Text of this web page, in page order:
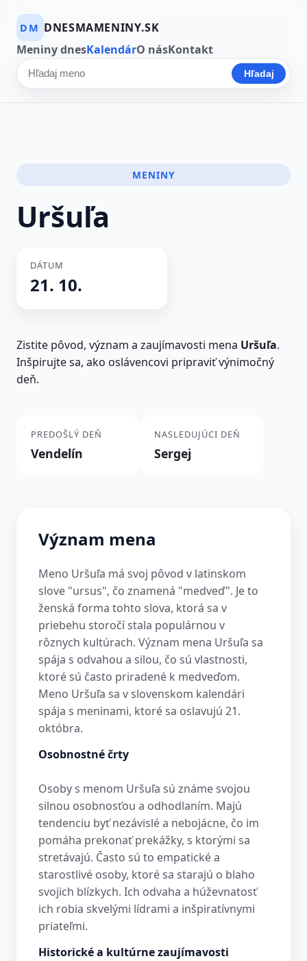
DM DNESMAMENINY.SK
Meniny dnesKalendárO násKontakt
Hľadať meno Hľadaj
MENINY
Uršuľa
DÁTUM
21. 10.
Zistite pôvod, význam a zaujímavosti mena Uršuľa.
Inšpirujte sa, ako oslávencovi pripraviť výnimočný
deň.
PREDOŠLÝ DEŇ
Vendelín
NASLEDUJÚCI DEŇ
Sergej
Význam mena
Meno Uršuľa má svoj pôvod v latinskom
slove "ursus", čo znamená "medveď". Je to
ženská forma tohto slova, ktorá sa v
priebehu storočí stala populárnou v
rôznych kultúrach. Význam mena Uršuľa sa
spája s odvahou a silou, čo sú vlastnosti,
ktoré sú často priradené k medveďom.
Meno Uršuľa sa v slovenskom kalendári
spája s meninami, ktoré sa oslavujú 21.
októbra.
Osobnostné črty
Osoby s menom Uršuľa sú známe svojou
silnou osobnosťou a odhodlaním. Majú
tendenciu byť nezávislé a nebojácne, čo im
pomáha prekonať prekážky, s ktorými sa
stretávajú. Často sú to empatické a
starostlivé osoby, ktoré sa starajú o blaho
svojich blízkych. Ich odvaha a húževnatosť
ich robia skvelými lídrami a inšpiratívnymi
priateľmi.
Historické a kultúrne zaujímavosti